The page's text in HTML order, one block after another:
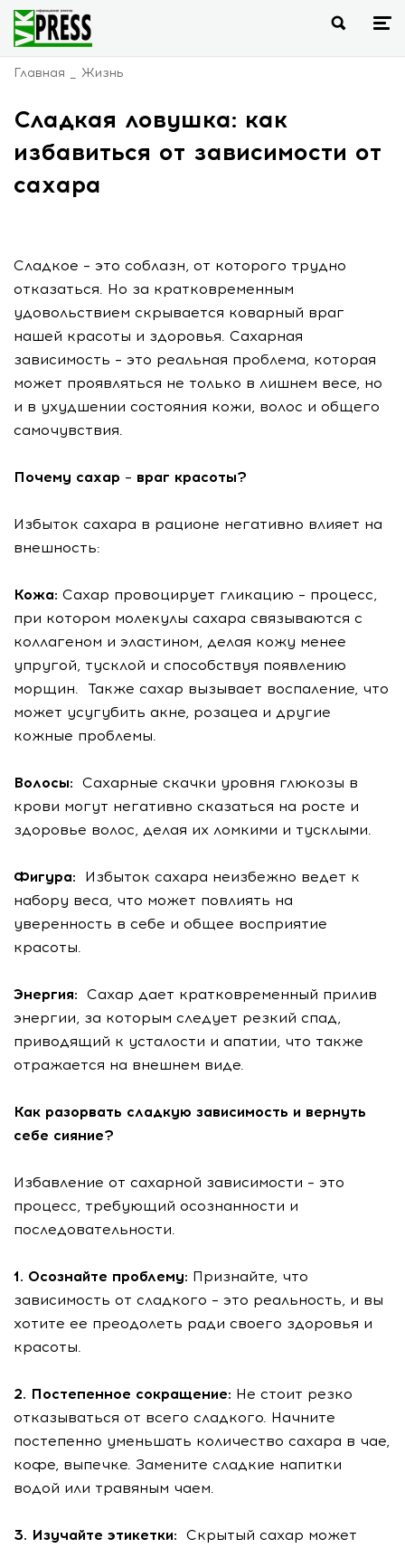
Главная Жизнь
Сладкая ловушка: как
избавиться от зависимости от
сахара
Сладкое – это соблазн, от которого трудно
отказаться. Но за кратковременным
удовольствием скрывается коварный враг
нашей красоты и здоровья. Сахарная
зависимость – это реальная проблема, которая
может проявляться не только в лишнем весе, но
и в ухудшении состояния кожи, волос и общего
самочувствия.
Почему сахар – враг красоты?
Избыток сахара в рационе негативно влияет на
внешность:
Кожа: Сахар провоцирует гликацию – процесс,
при котором молекулы сахара связываются с
коллагеном и эластином, делая кожу менее
упругой, тусклой и способствуя появлению
морщин. Также сахар вызывает воспаление, что
может усугубить акне, розацеа и другие
кожные проблемы.
Волосы: Сахарные скачки уровня глюкозы в
крови могут негативно сказаться на росте и
здоровье волос, делая их ломкими и тусклыми.
Фигура: Избыток сахара неизбежно ведет к
набору веса, что может повлиять на
уверенность в себе и общее восприятие
красоты.
Энергия: Сахар дает кратковременный прилив
энергии, за которым следует резкий спад,
приводящий к усталости и апатии, что также
отражается на внешнем виде.
Как разорвать сладкую зависимость и вернуть
себе сияние?
Избавление от сахарной зависимости – это
процесс, требующий осознанности и
последовательности.
1. Осознайте проблему: Признайте, что
зависимость от сладкого – это реальность, и вы
хотите ее преодолеть ради своего здоровья и
красоты.
2. Постепенное сокращение: Не стоит резко
отказываться от всего сладкого. Начните
постепенно уменьшать количество сахара в чае,
кофе, выпечке. Замените сладкие напитки
водой или травяным чаем.
3. Изучайте этикетки: Скрытый сахар может